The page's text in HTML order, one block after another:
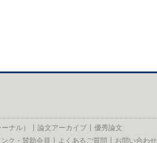
ナル） 論文アーカイブ
優秀論文
ク・賛助会員 よくあるご質問 お問い合わせ